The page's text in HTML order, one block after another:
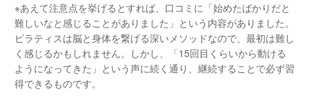
※あえて注意点を挙げるとすれば、口コミに「始めたばかりだと
難しいなと感じることがありました」という内容がありました。
ピラティスは脳と身体を繋げる深いメソッドなので、最初は難し
く感じるかもしれません。しかし、「15回目くらいから動ける
ようになってきた」という声に続く通り、継続することで必ず習
得できるものです。